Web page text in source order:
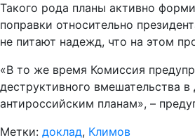
Такого рода планы активно
поправки относительно
не питают надежд, что на этом
«В то же время Комиссия
деструктивного вмешательства
антироссийским планам», –
Метки: доклад, Климов